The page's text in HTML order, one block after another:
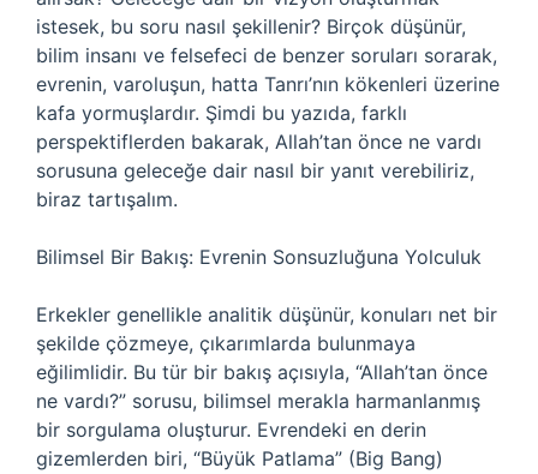
istesek, bu soru nasıl şekillenir? Birçok düşünür,
bilim insanı ve felsefeci de benzer soruları sorarak,
evrenin, varoluşun, hatta Tanrı’nın kökenleri üzerine
kafa yormuşlardır. Şimdi bu yazıda, farklı
perspektiflerden bakarak, Allah’tan önce ne vardı
sorusuna geleceğe dair nasıl bir yanıt verebiliriz,
biraz tartışalım.
Bilimsel Bir Bakış: Evrenin Sonsuzluğuna Yolculuk
Erkekler genellikle analitik düşünür, konuları net bir
şekilde çözmeye, çıkarımlarda bulunmaya
eğilimlidir. Bu tür bir bakış açısıyla, “Allah’tan önce
ne vardı?” sorusu, bilimsel merakla harmanlanmış
bir sorgulama oluşturur. Evrendeki en derin
gizemlerden biri, “Büyük Patlama” (Big Bang)